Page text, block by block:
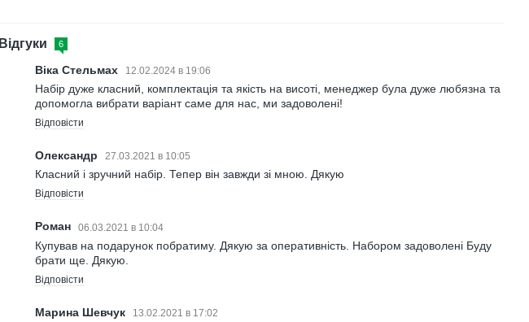
Відгуки 6
Віка Стельмах 12.02.2024 в 19:06
Набір дуже класний, комплектація та якість на висоті, менеджер була дуже любязна та
допомогла вибрати варіант саме для нас, ми задоволені!
Відповісти
Олександр 27.03.2021 в 10:05
Класний і зручний набір. Тепер він завжди зі мною. Дякую
Відповісти
Роман 06.03.2021 в 10:04
Купував на подарунок побратиму. Дякую за оперативність. Набором задоволені Буду
брати ще. Дякую.
Відповісти
Марина Шевчук 13.02.2021 в 17:02